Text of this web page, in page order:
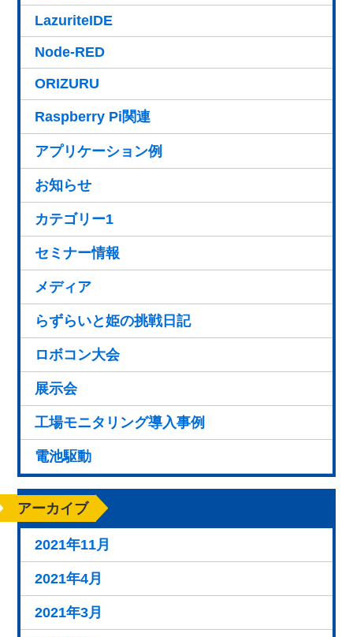
LazuriteIDE
Node-RED
ORIZURU
Raspberry Pi関連
アプリケーション例
お知らせ
カテゴリー1
セミナー情報
メディア
らずらいと姫の挑戦日記
ロボコン大会
展示会
工場モニタリング導入事例
電池駆動
アーカイブ
2021年11月
2021年4月
2021年3月